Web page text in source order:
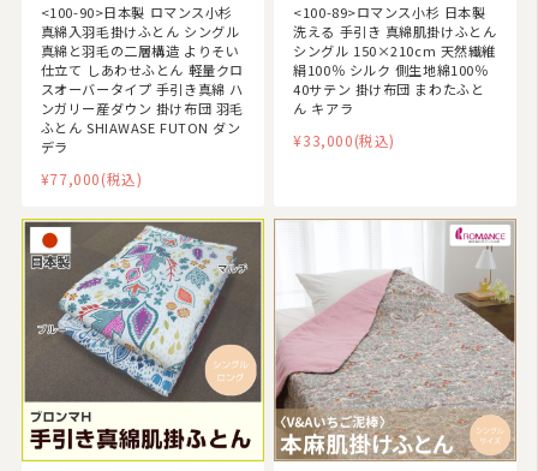
<100-90>日本製 ロマンス小杉
真綿入羽毛掛けふとん シングル
真綿と羽毛の二層構造 よりそい
仕立て しあわせふとん 軽量クロ
スオーバータイプ 手引き真綿 ハ
ンガリー産ダウン 掛け布団 羽毛
ふとん SHIAWASE FUTON ダン
デラ
¥77,000(税込)
<100-89>ロマンス小杉 日本製
洗える 手引き 真綿肌掛けふとん
シングル 150×210cm 天然繊維
絹100％ シルク 側生地綿100％
40サテン 掛け布団 まわたふと
ん キアラ
¥33,000(税込)